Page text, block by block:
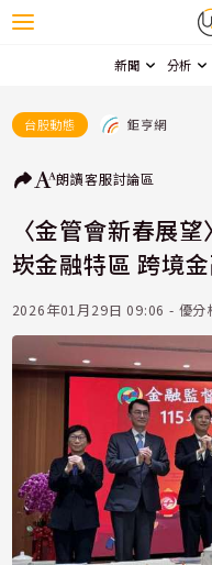
新聞 分析
台股動態 鉅亨網
朗讀客服討論區
〈金管會新春展
崁金融特區 跨境
2026年01月29日 09:06 - 優分